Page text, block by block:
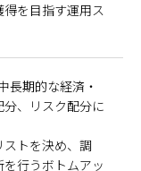
を目指す運用ス
長期的な経済・
、リスク配分に
トを決め、調
行うボトムアッ